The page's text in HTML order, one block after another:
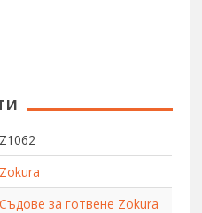
Z1062
Zokura
Съдове за готвене Zokura